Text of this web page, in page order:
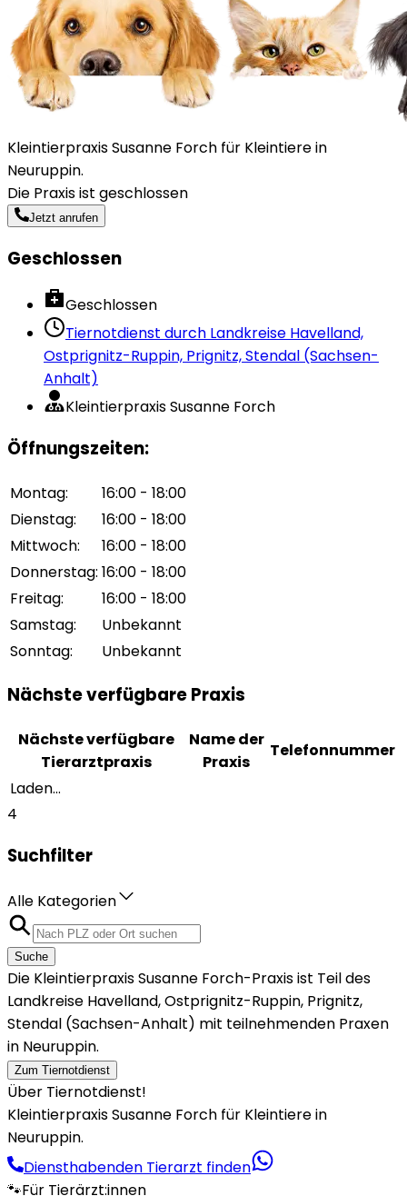
Kleintierpraxis Susanne Forch für Kleintiere in
Neuruppin.
Die Praxis ist geschlossen
Jetzt anrufen
Geschlossen
Geschlossen
Tiernotdienst durch Landkreise Havelland,
Ostprignitz-Ruppin, Prignitz, Stendal (Sachsen-
Anhalt)
Kleintierpraxis Susanne Forch
Öffnungszeiten:
Montag:
16:00 - 18:00
Dienstag:
16:00 - 18:00
Mittwoch:
16:00 - 18:00
Donnerstag: 16:00 - 18:00
Freitag:
16:00 - 18:00
Samstag:
Unbekannt
Sonntag: Unbekannt
Nächste verfügbare Praxis
Nächste verfügbare
Tierarztpraxis
Name der
Praxis
Telefonnummer
Laden...
4
Suchfilter
Alle Kategorien
Suche
Die Kleintierpraxis Susanne Forch-Praxis ist Teil des
Landkreise Havelland, Ostprignitz-Ruppin, Prignitz,
Stendal (Sachsen-Anhalt) mit teilnehmenden Praxen
in Neuruppin.
Zum Tiernotdienst
Über Tiernotdienst!
Kleintierpraxis Susanne Forch für Kleintiere in
Neuruppin.
Diensthabenden Tierarzt finden
🐾Für Tierärzt:innen